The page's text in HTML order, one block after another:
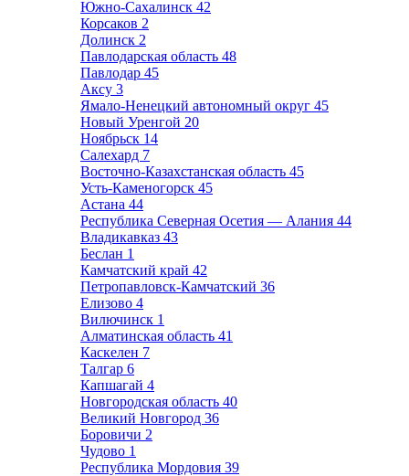
Южно-Сахалинск 42
Корсаков 2
Долинск 2
Павлодарская область 48
Павлодар 45
Аксу 3
Ямало-Ненецкий автономный округ 45
Новый Уренгой 20
Ноябрьск 14
Салехард 7
Восточно-Казахстанская область 45
Усть-Каменогорск 45
Астана 44
Республика Северная Осетия — Алания 44
Владикавказ 43
Беслан 1
Камчатский край 42
Петропавловск-Камчатский 36
Елизово 4
Вилючинск 1
Алматинская область 41
Каскелен 7
Талгар 6
Капшагай 4
Новгородская область 40
Великий Новгород 36
Боровичи 2
Чудово 1
Республика Мордовия 39